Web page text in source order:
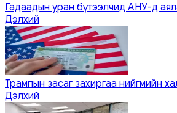
Гадаадын уран бүтээлчид АНУ-д
Дэлхий
Трампын засаг захиргаа нийгмийн
Дэлхий